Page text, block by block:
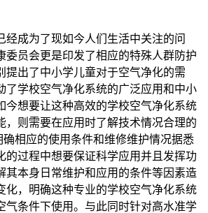
经成为了现如今人们生活中关注的问
委员会更是印发了相应的特殊人群防护
提出了中小学儿童对于空气净化的需
了学校空气净化系统的广泛应用和中小
今想要让这种高效的学校空气净化系统
，则需要在应用时了解技术情况合理的
确相应的使用条件和维修维护情况据悉
的过程中想要保证科学应用并且发挥功
其本身日常维护和应用的条件等因素造
化，明确这种专业的学校空气净化系统
气条件下使用。与此同时针对高水准学